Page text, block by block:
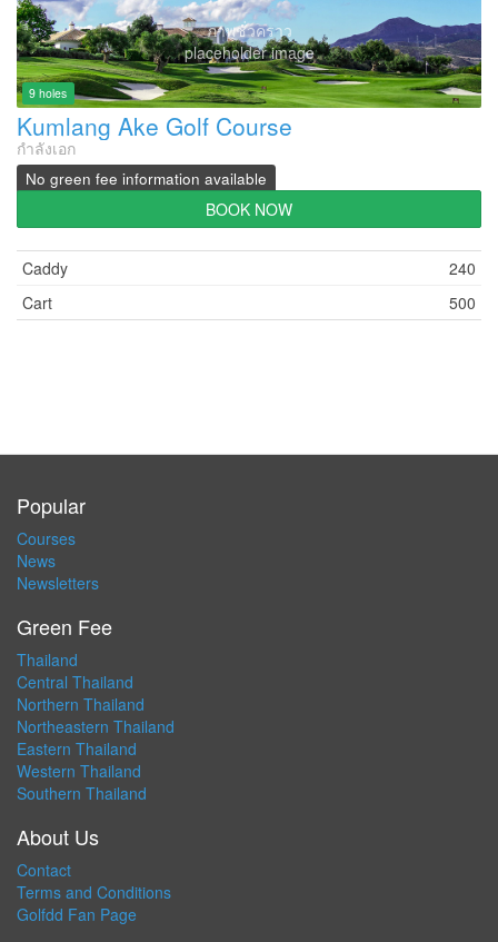
ภาพชั่วคราว
placeholder image
9 holes
Kumlang Ake Golf Course
กำลังเอก
No green fee information available
BOOK NOW
Caddy
240
Cart
500
Popular
Courses
News
Newsletters
Green Fee
Thailand
Central Thailand
Northern Thailand
Northeastern Thailand
Eastern Thailand
Western Thailand
Southern Thailand
About Us
Contact
Terms and Conditions
Golfdd Fan Page